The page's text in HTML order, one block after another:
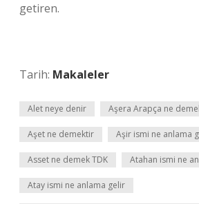
getiren.
Tarih: Makaleler
Alet neye denir Aşera Arapça ne
Aşet ne demektir Aşir ismi ne anlama
Asset ne demek TDK Atahan ismi ne
Atay ismi ne anlama gelir